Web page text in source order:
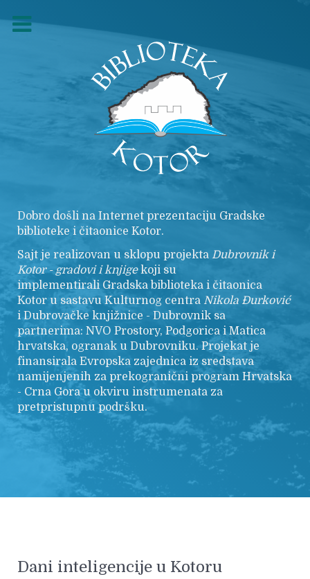
Dobro došli na Internet prezentaciju Gradske
biblioteke i čitaonice Kotor.
Sajt je realizovan u sklopu projekta Dubrovnik i
Kotor - gradovi i knjigekoji su
implementirali Gradska biblioteka i čitaonica
Kotor u sastavu Kulturnog centra Nikola Đurković
i Dubrovačke knjižnice - Dubrovnik sa
partnerima: NVO Prostory, Podgorica i Matica
hrvatska, ogranak u Dubrovniku. Projekat je
finansirala Evropska zajednica iz sredstava
namijenjenih za prekogranični program Hrvatska
- Crna Gora u okviru instrumenata za
pretpristupnu podršku.
Dani inteligencije u Kotoru